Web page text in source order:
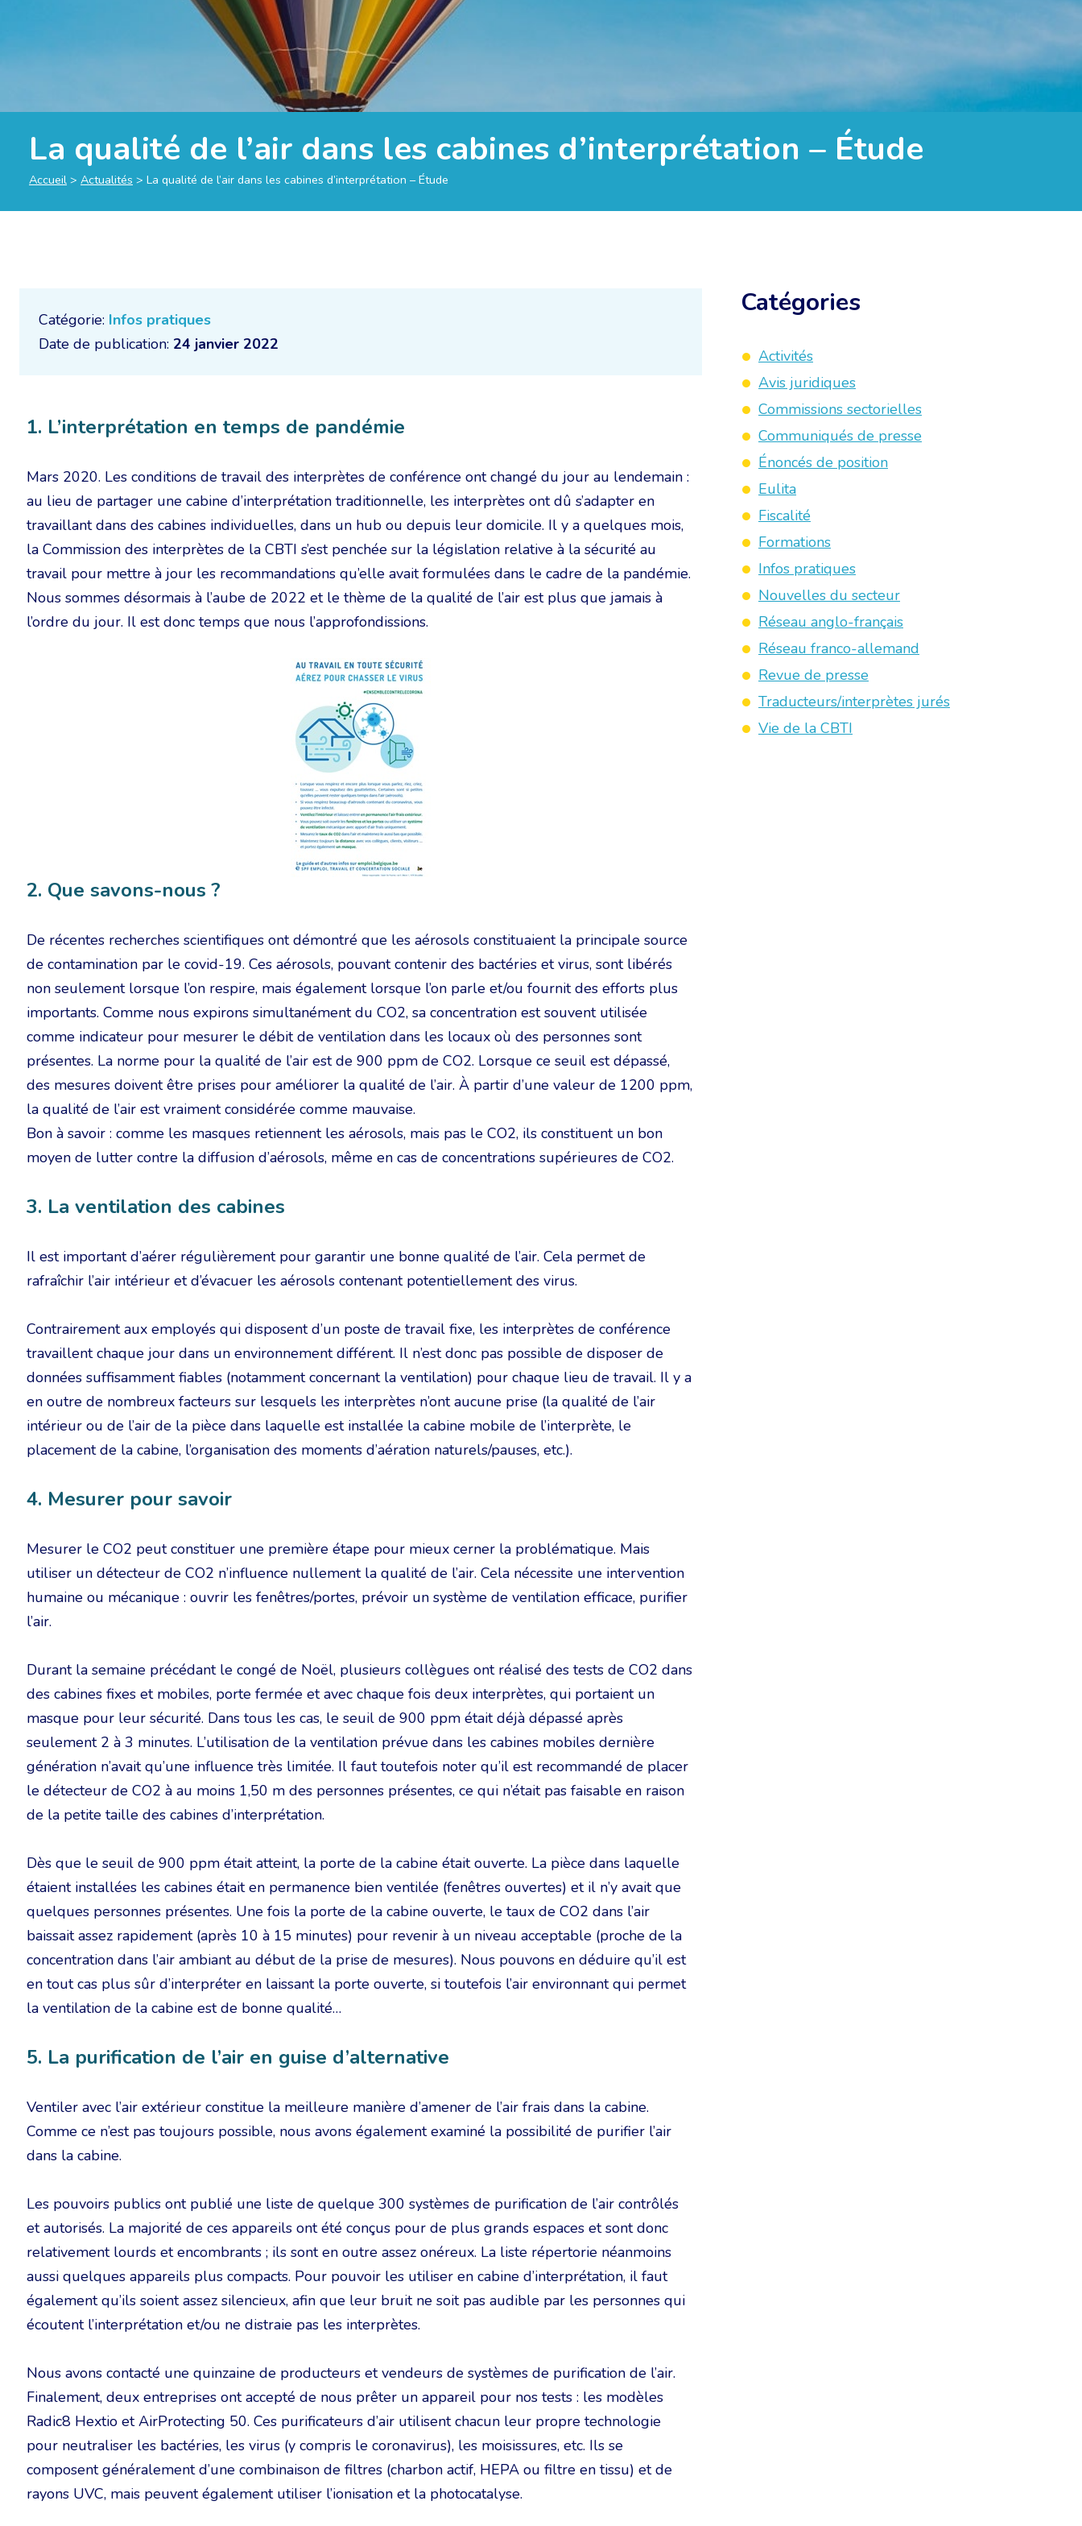
La qualité de l’air dans les cabines d’interprétation – Étude
Accueil > Actualités > La qualité de l’air dans les cabines d’interprétation – Étude
Catégorie: Infos pratiques
Date de publication: 24 janvier 2022
1. L’interprétation en temps de pandémie
Mars 2020. Les conditions de travail des interprètes de conférence ont changé du jour au lendemain :
au lieu de partager une cabine d’interprétation traditionnelle, les interprètes ont dû s’adapter en
travaillant dans des cabines individuelles, dans un hub ou depuis leur domicile. Il y a quelques mois,
la Commission des interprètes de la CBTI s’est penchée sur la législation relative à la sécurité au
travail pour mettre à jour les recommandations qu’elle avait formulées dans le cadre de la pandémie.
Nous sommes désormais à l’aube de 2022 et le thème de la qualité de l’air est plus que jamais à
l’ordre du jour. Il est donc temps que nous l’approfondissions.
2. Que savons-nous ?
De récentes recherches scientifiques ont démontré que les aérosols constituaient la principale source
de contamination par le covid-19. Ces aérosols, pouvant contenir des bactéries et virus, sont libérés
non seulement lorsque l’on respire, mais également lorsque l’on parle et/ou fournit des efforts plus
importants. Comme nous expirons simultanément du CO2, sa concentration est souvent utilisée
comme indicateur pour mesurer le débit de ventilation dans les locaux où des personnes sont
présentes. La norme pour la qualité de l’air est de 900 ppm de CO2. Lorsque ce seuil est dépassé,
des mesures doivent être prises pour améliorer la qualité de l’air. À partir d’une valeur de 1200 ppm,
la qualité de l’air est vraiment considérée comme mauvaise.
Bon à savoir : comme les masques retiennent les aérosols, mais pas le CO2, ils constituent un bon
moyen de lutter contre la diffusion d’aérosols, même en cas de concentrations supérieures de CO2.
3. La ventilation des cabines
Il est important d’aérer régulièrement pour garantir une bonne qualité de l’air. Cela permet de
rafraîchir l’air intérieur et d’évacuer les aérosols contenant potentiellement des virus.
Contrairement aux employés qui disposent d’un poste de travail fixe, les interprètes de conférence
travaillent chaque jour dans un environnement différent. Il n’est donc pas possible de disposer de
données suffisamment fiables (notamment concernant la ventilation) pour chaque lieu de travail. Il y a
en outre de nombreux facteurs sur lesquels les interprètes n’ont aucune prise (la qualité de l’air
intérieur ou de l’air de la pièce dans laquelle est installée la cabine mobile de l’interprète, le
placement de la cabine, l’organisation des moments d’aération naturels/pauses, etc.).
4. Mesurer pour savoir
Mesurer le CO2 peut constituer une première étape pour mieux cerner la problématique. Mais
utiliser un détecteur de CO2 n’influence nullement la qualité de l’air. Cela nécessite une intervention
humaine ou mécanique : ouvrir les fenêtres/portes, prévoir un système de ventilation efficace, purifier
l’air.
Durant la semaine précédant le congé de Noël, plusieurs collègues ont réalisé des tests de CO2 dans
des cabines fixes et mobiles, porte fermée et avec chaque fois deux interprètes, qui portaient un
masque pour leur sécurité. Dans tous les cas, le seuil de 900 ppm était déjà dépassé après
seulement 2 à 3 minutes. L’utilisation de la ventilation prévue dans les cabines mobiles dernière
génération n’avait qu’une influence très limitée. Il faut toutefois noter qu’il est recommandé de placer
le détecteur de CO2 à au moins 1,50 m des personnes présentes, ce qui n’était pas faisable en raison
de la petite taille des cabines d’interprétation.
Dès que le seuil de 900 ppm était atteint, la porte de la cabine était ouverte. La pièce dans laquelle
étaient installées les cabines était en permanence bien ventilée (fenêtres ouvertes) et il n’y avait que
quelques personnes présentes. Une fois la porte de la cabine ouverte, le taux de CO2 dans l’air
baissait assez rapidement (après 10 à 15 minutes) pour revenir à un niveau acceptable (proche de la
concentration dans l’air ambiant au début de la prise de mesures). Nous pouvons en déduire qu’il est
en tout cas plus sûr d’interpréter en laissant la porte ouverte, si toutefois l’air environnant qui permet
la ventilation de la cabine est de bonne qualité…
5. La purification de l’air en guise d’alternative
Ventiler avec l’air extérieur constitue la meilleure manière d’amener de l’air frais dans la cabine.
Comme ce n’est pas toujours possible, nous avons également examiné la possibilité de purifier l’air
dans la cabine.
Les pouvoirs publics ont publié une liste de quelque 300 systèmes de purification de l’air contrôlés
et autorisés. La majorité de ces appareils ont été conçus pour de plus grands espaces et sont donc
relativement lourds et encombrants ; ils sont en outre assez onéreux. La liste répertorie néanmoins
aussi quelques appareils plus compacts. Pour pouvoir les utiliser en cabine d’interprétation, il faut
également qu’ils soient assez silencieux, afin que leur bruit ne soit pas audible par les personnes qui
écoutent l’interprétation et/ou ne distraie pas les interprètes.
Nous avons contacté une quinzaine de producteurs et vendeurs de systèmes de purification de l’air.
Finalement, deux entreprises ont accepté de nous prêter un appareil pour nos tests : les modèles
Radic8 Hextio et AirProtecting 50. Ces purificateurs d’air utilisent chacun leur propre technologie
pour neutraliser les bactéries, les virus (y compris le coronavirus), les moisissures, etc. Ils se
composent généralement d’une combinaison de filtres (charbon actif, HEPA ou filtre en tissu) et de
rayons UVC, mais peuvent également utiliser l’ionisation et la photocatalyse.
Catégories
Activités
Avis juridiques
Commissions sectorielles
Communiqués de presse
Énoncés de position
Eulita
Fiscalité
Formations
Infos pratiques
Nouvelles du secteur
Réseau anglo-français
Réseau franco-allemand
Revue de presse
Traducteurs/interprètes jurés
Vie de la CBTI